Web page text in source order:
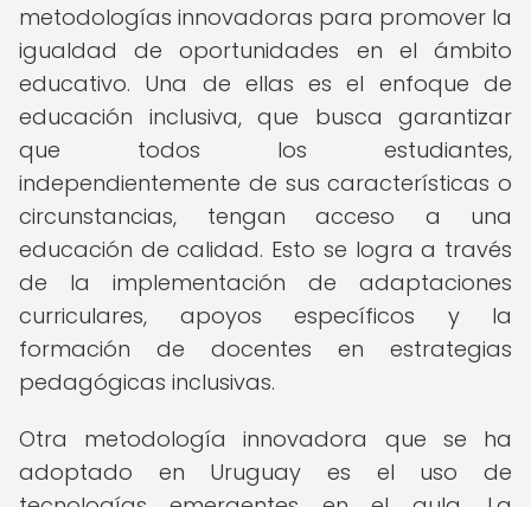
metodologías innovadoras para promover la
igualdad de oportunidades en el ámbito
educativo. Una de ellas es el enfoque de
educación inclusiva, que busca garantizar
que todos los estudiantes,
independientemente de sus características o
circunstancias, tengan acceso a una
educación de calidad. Esto se logra a través
de la implementación de adaptaciones
curriculares, apoyos específicos y la
formación de docentes en estrategias
pedagógicas inclusivas.
Otra metodología innovadora que se ha
adoptado en Uruguay es el uso de